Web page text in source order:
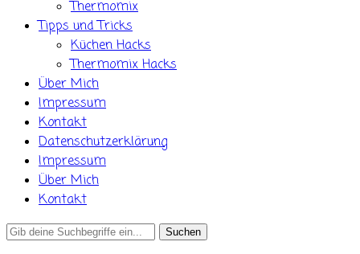
Thermomix
Tipps und Tricks
Küchen Hacks
Thermomix Hacks
Über Mich
Impressum
Kontakt
Datenschutzerklärung
Impressum
Über Mich
Kontakt
Search